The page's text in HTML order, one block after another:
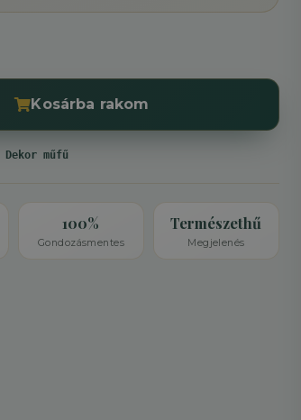
Kosárba rakom
Dekor műfű
100%
Gondozásmentes
Természethű
Megjelenés